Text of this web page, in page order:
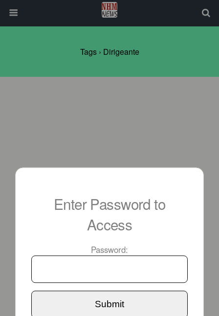
Tags › Dirigeante
Enter Password to
Access
Password:
Submit